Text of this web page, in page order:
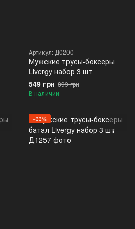
Артикул: Д0200
Мужские трусы-боксеры
Livergy набор 3 шт
549 грн 899 грн
В наличии
−33%